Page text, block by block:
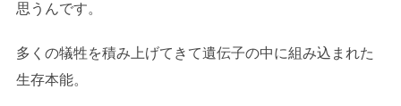
思うんです。
多くの犠牲を積み上げてきて遺伝子の中に組み込まれた
生存本能。